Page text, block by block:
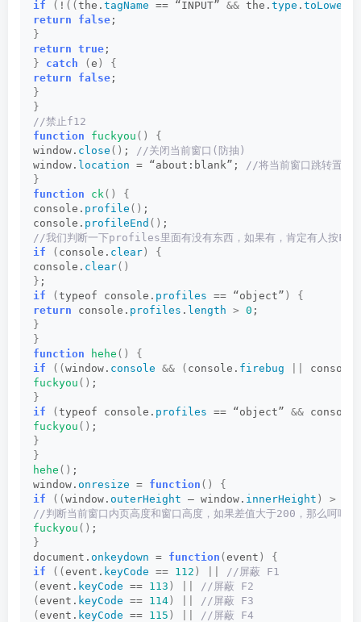
if ( ! ((the. tagName == “INPUT” && the. type .
return
false ;
}
return true ;
}
catch (e )
{
return
false ;
}
}
//禁止f12
function
fuckyou ()
{
window. close () ;
//关闭当前窗口(防抽)
window. location = “about:blank”;
//将当前窗口跳转置空
}
function
ck ()
{
console. profile () ;
console. profileEnd () ;
//我们判断一下profiles里面有没有东西，如果有，肯定有人按F12
if
( console. clear)
{
console. clear()
} ;
if
(typeof console. profiles == “object” )
{
return console. profiles . length > 0 ;
}
}
function
hehe ()
{
if
((window. console && ( console. firebug
console.
fuckyou () ;
}
if
(typeof console. profiles == “object” && console.
fuckyou () ;
}
}
hehe () ;
window. onresize = function ()
{
if
((window. outerHeight – window. innerHeight ) >
//判断当前窗口内页高度和窗口高度，如果差值大于200，那么呵呵
fuckyou () ;
}
document. onkeydown = function (event )
{
if
((event. keyCode == 112 )
//屏蔽 F1
(event. keyCode == 113 )
//屏蔽 F2
(event. keyCode == 114)
//屏蔽 F3
(event. keyCode == 115 )
//屏蔽 F4